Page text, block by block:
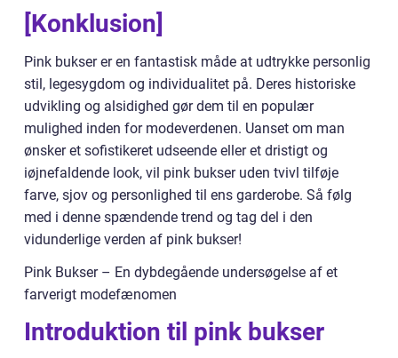
[Konklusion]
Pink bukser er en fantastisk måde at udtrykke personlig
stil, legesygdom og individualitet på. Deres historiske
udvikling og alsidighed gør dem til en populær
mulighed inden for modeverdenen. Uanset om man
ønsker et sofistikeret udseende eller et dristigt og
iøjnefaldende look, vil pink bukser uden tvivl tilføje
farve, sjov og personlighed til ens garderobe. Så følg
med i denne spændende trend og tag del i den
vidunderlige verden af pink bukser!
Pink Bukser – En dybdegående undersøgelse af et
farverigt modefænomen
Introduktion til pink bukser